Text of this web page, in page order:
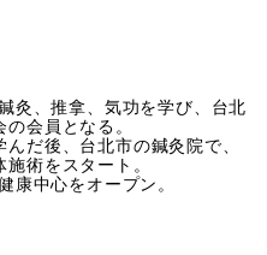
灸、推拿、気功を学び、台北
会員となる。
だ後、台北市の鍼灸院で、
術をスタート。
康中心をオープン。